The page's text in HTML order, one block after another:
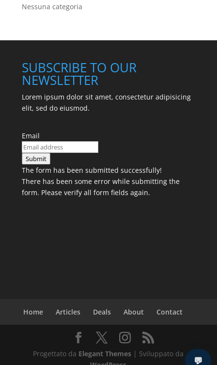
Nessuna categoria
SUBSCRIBE TO OUR
NEWSLETTER
Lorem ipsum dolor sit amet, consectetur adipisicing
elit, sed do eiusmod.
Email
Submit
The form has been submitted successfully!
There has been some error while submitting the
form. Please verify all form fields again.
Home Articles Deals About Contact
Progettato da Elegant Themes | Sviluppato da
💬